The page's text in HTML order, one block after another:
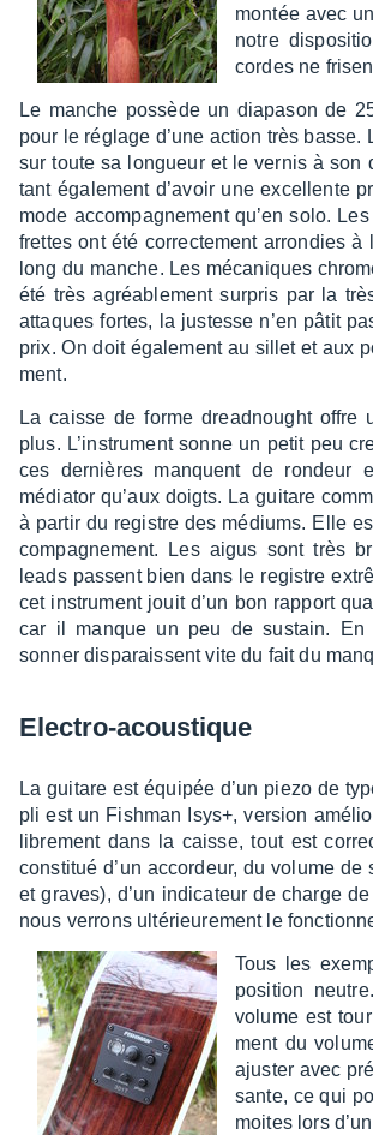
montée avec
notre
cordes ne
Le manche possède un diapa­son de
pour le réglage d’une action très
sur toute sa longueur et le vernis à
tant égale­ment d’avoir une excel­lente
mode accom­pa­gne­ment qu’en solo.
frettes ont été correc­te­ment arron­dies
long du manche. Les méca­niques
été très agréa­ble­ment surpris par la
attaques fortes, la justesse n’en pâtit
prix. On doit égale­ment au sillet et aux
ment.
La caisse de forme dread­nought offre
plus. L’ins­tru­ment sonne un petit peu
ces dernières manquent de rondeur
média­tor qu’aux doigts. La guitare
à partir du registre des médiums. Elle
com­pa­gne­ment. Les aigus sont très
leads passent bien dans le registre
cet instru­ment jouit d’un bon rapport
car il manque un peu de sustain. En
sonner dispa­raissent vite du fait du
Elec­tro-acous­tique
La guitare est équi­pée d’un piezo de
pli est un Fish­man Isys+, version
libre­ment dans la caisse, tout est
consti­tué d’un accor­deur, du volume
et graves), d’un indi­ca­teur de charge
nous verrons ulté­rieu­re­ment le
Tous les
posi­tion
volume est
ment du
ajus­ter avec
sante, ce qui
moites lors